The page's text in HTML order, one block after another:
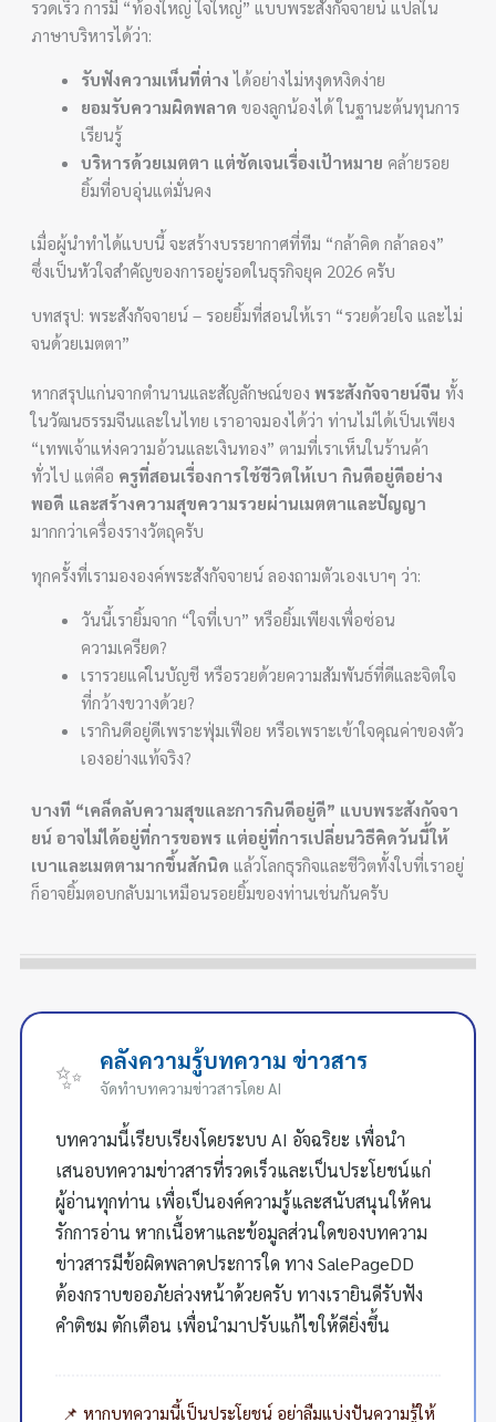
รวดเร็ว การมี “ท้องใหญ่ ใจใหญ่” แบบพระสังกัจจายน์ แปลใน
ภาษาบริหารได้ว่า:
รับฟังความเห็นที่ต่าง ได้อย่างไม่หงุดหงิดง่าย
ยอมรับความผิดพลาด ของลูกน้องได้ ในฐานะต้นทุนการ
เรียนรู้
บริหารด้วยเมตตา แต่ชัดเจนเรื่องเป้าหมาย คล้ายรอย
ยิ้มที่อบอุ่นแต่มั่นคง
เมื่อผู้นำทำได้แบบนี้ จะสร้างบรรยากาศที่ทีม “กล้าคิด กล้าลอง”
ซึ่งเป็นหัวใจสำคัญของการอยู่รอดในธุรกิจยุค 2026 ครับ
บทสรุป: พระสังกัจจายน์ – รอยยิ้มที่สอนให้เรา “รวยด้วยใจ และไม่
จนด้วยเมตตา”
หากสรุปแก่นจากตำนานและสัญลักษณ์ของพระสังกัจจายน์จีน ทั้ง
ในวัฒนธรรมจีนและในไทย เราอาจมองได้ว่า ท่านไม่ได้เป็นเพียง
“เทพเจ้าแห่งความอ้วนและเงินทอง” ตามที่เราเห็นในร้านค้า
ทั่วไป แต่คือ ครูที่สอนเรื่องการใช้ชีวิตให้เบา กินดีอยู่ดีอย่าง
พอดี และสร้างความสุขความรวยผ่านเมตตาและปัญญา
มากกว่าเครื่องรางวัตถุครับ
ทุกครั้งที่เรามององค์พระสังกัจจายน์ ลองถามตัวเองเบาๆ ว่า:
วันนี้เรายิ้มจาก “ใจที่เบา” หรือยิ้มเพียงเพื่อซ่อน
ความเครียด?
เรารวยแค่ในบัญชี หรือรวยด้วยความสัมพันธ์ที่ดีและจิตใจ
ที่กว้างขวางด้วย?
เรากินดีอยู่ดีเพราะฟุ่มเฟือย หรือเพราะเข้าใจคุณค่าของตัว
เองอย่างแท้จริง?
บางที “เคล็ดลับความสุขและการกินดีอยู่ดี” แบบพระสังกัจจา
ยน์ อาจไม่ได้อยู่ที่การขอพร แต่อยู่ที่การเปลี่ยนวิธีคิดวันนี้ให้
เบาและเมตตามากขึ้นสักนิด แล้วโลกธุรกิจและชีวิตทั้งใบที่เราอยู่
ก็อาจยิ้มตอบกลับมาเหมือนรอยยิ้มของท่านเช่นกันครับ
✨ คลังความรู้บทความ ข่าวสาร
จัดทำบทความข่าวสารโดย AI
บทความนี้เรียบเรียงโดยระบบ AI อัจฉริยะ เพื่อนำ
เสนอบทความข่าวสารที่รวดเร็วและเป็นประโยชน์แก่
ผู้อ่านทุกท่าน เพื่อเป็นองค์ความรู้และสนับสนุนให้คน
รักการอ่าน หากเนื้อหาและข้อมูลส่วนใดของบทความ
ข่าวสารมีข้อผิดพลาดประการใด ทาง SalePageDD
ต้องกราบขออภัยล่วงหน้าด้วยครับ ทางเรายินดีรับฟัง
คำติชม ตักเตือน เพื่อนำมาปรับแก้ไขให้ดียิ่งขึ้น
📌 หากบทความนี้เป็นประโยชน์ อย่าลืมแบ่งปันความรู้ให้